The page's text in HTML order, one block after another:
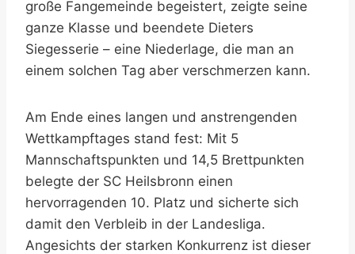
große Fangemeinde begeistert, zeigte seine
ganze Klasse und beendete Dieters
Siegesserie – eine Niederlage, die man an
einem solchen Tag aber verschmerzen kann.
Am Ende eines langen und anstrengenden
Wettkampftages stand fest: Mit 5
Mannschaftspunkten und 14,5 Brettpunkten
belegte der SC Heilsbronn einen
hervorragenden 10. Platz und sicherte sich
damit den Verbleib in der Landesliga.
Angesichts der starken Konkurrenz ist dieser